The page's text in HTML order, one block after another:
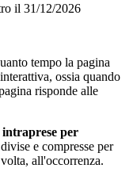
il 31/12/2026
tempo la pagina
ossia quando
risponde alle
per
e compresse per
all'occorrenza.